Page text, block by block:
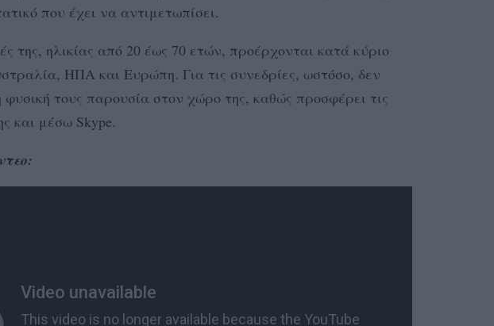
που έχει να αντιμετωπίσει.
της, ηλικίας από 20 έως 70 ετών, προέρχονται κατά κύριο
ΗΠΑ και Ευρώπη. Για τις συνεδρίες, ωστόσο, δεν
φυσική τους παρουσία στον χώρο της, καθώς προσφέρει τις
και μέσω Skype.